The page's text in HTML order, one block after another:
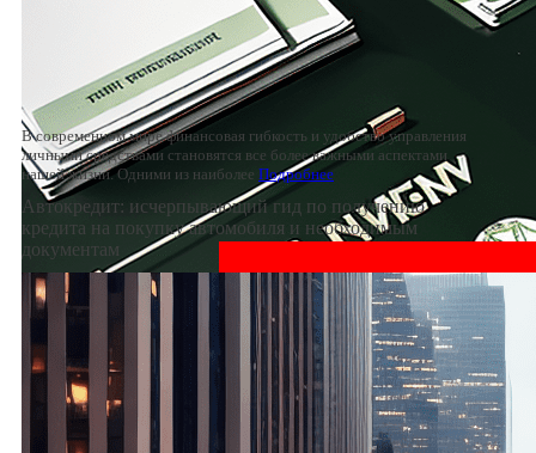
В современном мире финансовая гибкость и удобство управления
личными средствами становятся все более важными аспектами
нашей жизни. Одними из наиболее Подробнее
Автокредит: исчерпывающий гид по получению
кредита на покупку автомобиля и необходимым
документам